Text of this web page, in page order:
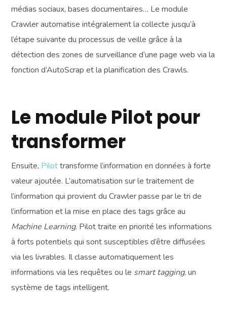
médias sociaux, bases documentaires… Le module
Crawler automatise intégralement la collecte jusqu’à
l’étape suivante du processus de veille grâce à la
détection des zones de surveillance d’une page web via la
fonction d’AutoScrap et la planification des Crawls.
Le module Pilot pour
transformer
Ensuite, Pilottransforme l’information en données à forte
valeur ajoutée. L’automatisation sur le traitement de
l’information qui provient du Crawler passe par le tri de
l’information et la mise en place des tags grâce au
Machine Learning. Pilot traite en priorité les informations
à forts potentiels qui sont susceptibles d’être diffusées
via les livrables. Il classe automatiquement les
informations via les requêtes ou le smart tagging, un
système de tags intelligent.